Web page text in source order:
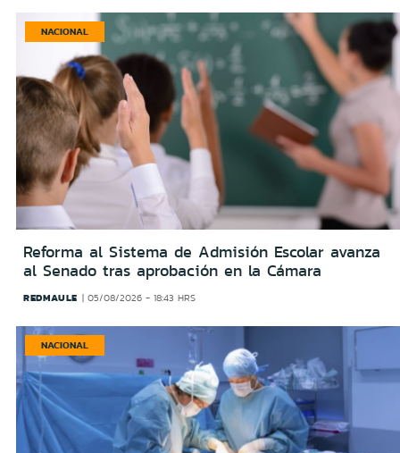
NACIONAL
Reforma al Sistema de Admisión Escolar avanza
al Senado tras aprobación en la Cámara
REDMAULE 05/08/2026 - 18:43 HRS
NACIONAL